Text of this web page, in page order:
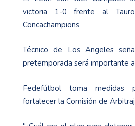
victoria 1-0 frente al
Concachampions
Técnico de Los Angeles
pretemporada será importante
Fedefútbol toma medidas
fortalecer la Comisión de